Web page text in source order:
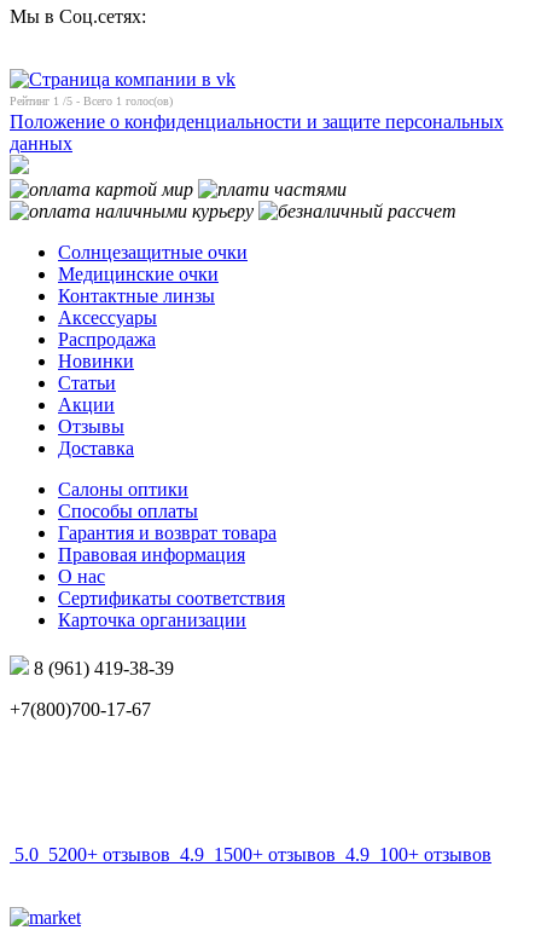
Мы в Соц.сетях:
Рейтинг 1 /5 - Всего 1 голос(ов)
Положение о конфиденциальности и защите персональных
данных
Солнцезащитные очки
Медицинские очки
Контактные линзы
Аксессуары
Распродажа
Новинки
Статьи
Акции
Отзывы
Доставка
Салоны оптики
Способы оплаты
Гарантия и возврат товара
Правовая информация
О нас
Сертификаты соответствия
Карточка организации
8 (961) 419-38-39
+7(800)700-17-67
5.0 5200+ отзывов 4.9 1500+ отзывов 4.9 100+ отзывов